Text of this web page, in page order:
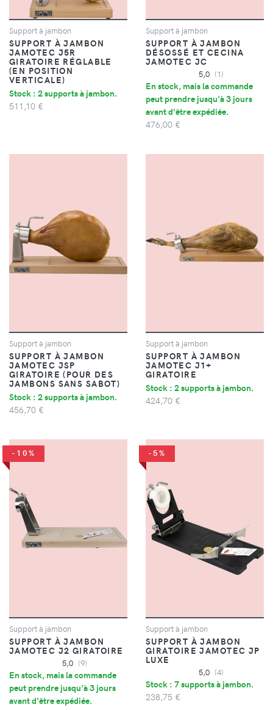
Support à jambon
SUPPORT À JAMBON
JAMOTEC J5R
GIRATOIRE RÉGLABLE
(EN POSITION
VERTICALE)
Stock : 2 supports à jambon.
511,10 €
Support à jambon
SUPPORT À JAMBON
DÉSOSSÉ ET CECINA
JAMOTEC JC
5,0 (1)
En stock, mais la commande
peut prendre jusqu'à 3 jours
avant d'être expédiée.
476,00 €
Support à jambon
SUPPORT À JAMBON
JAMOTEC JSP
GIRATOIRE (POUR DES
JAMBONS SANS SABOT)
Stock : 2 supports à jambon.
456,70 €
Support à jambon
SUPPORT À JAMBON
JAMOTEC J1+
GIRATOIRE
Stock : 2 supports à jambon.
424,70 €
-10%
Support à jambon
SUPPORT À JAMBON
JAMOTEC J2 GIRATOIRE
5,0 (9)
En stock, mais la commande
peut prendre jusqu'à 3 jours
avant d'être expédiée.
-5%
Support à jambon
SUPPORT À JAMBON
GIRATOIRE JAMOTEC JP
LUXE
5,0 (4)
Stock : 7 supports à jambon.
238,75 €